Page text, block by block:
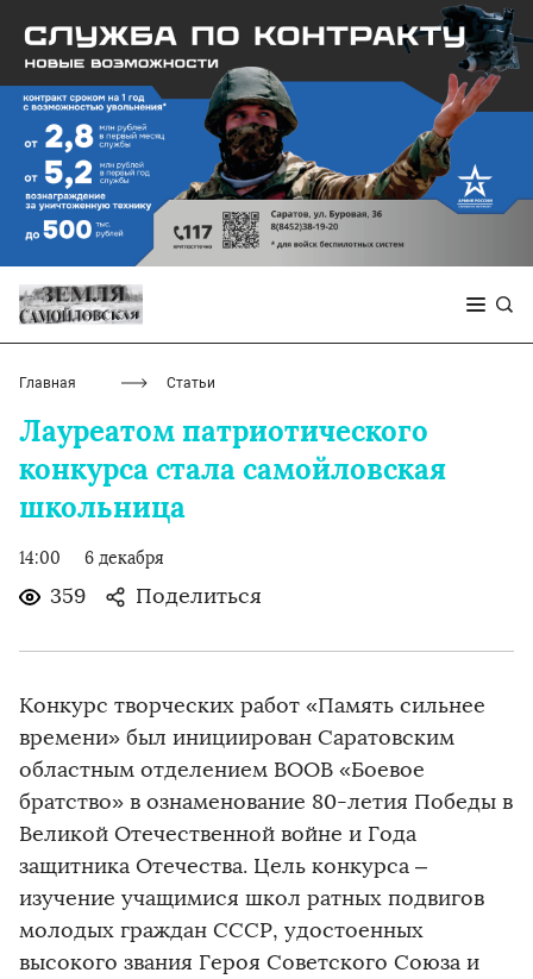
Главная Статьи
Лауреатом патриотического
конкурса стала самойловская
школьница
14:00 6 декабря
359 Поделиться
Конкурс творческих работ «Память сильнее
времени» был инициирован Саратовским
областным отделением ВООВ «Боевое
братство» в ознаменование 80-летия Победы в
Великой Отечественной войне и Года
защитника Отечества. Цель конкурса –
изучение учащимися школ ратных подвигов
молодых граждан СССР, удостоенных
высокого звания Героя Советского Союза и